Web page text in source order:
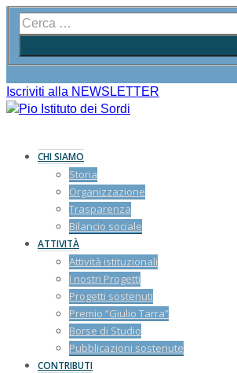
Iscriviti alla NEWSLETTER
CHI SIAMO
Storia
Organizzazione
Trasparenza
Bilancio sociale
ATTIVITÀ
Attività istituzionali
I nostri Progetti
Progetti sostenuti
Premio “Giulio Tarra”
Borse di Studio
Pubblicazioni sostenute
CONTRIBUTI